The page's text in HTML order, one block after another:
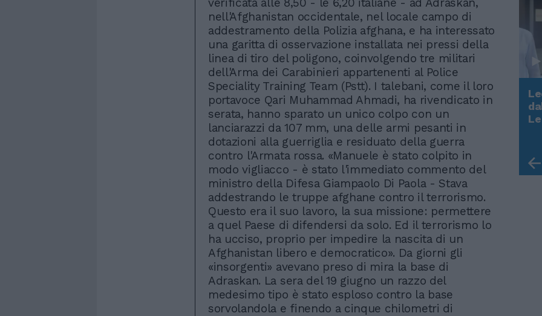
nell'Afghanistan occidentale, nel locale campo di
addestramento della Polizia afghana, e ha interessato
una garitta di osservazione installata nei pressi della
linea di tiro del poligono, coinvolgendo tre militari
dell'Arma dei Carabinieri appartenenti al Police
Speciality Training Team (Pstt). I talebani, come il loro
portavoce Qari Muhammad Ahmadi, ha rivendicato in
serata, hanno sparato un unico colpo con un
lanciarazzi da 107 mm, una delle armi pesanti in
dotazioni alla guerriglia e residuato della guerra
contro l'Armata rossa. «Manuele è stato colpito in
modo vigliacco - è stato l'immediato commento del
ministro della Difesa Giampaolo Di Paola - Stava
addestrando le truppe afghane contro il terrorismo.
Questo era il suo lavoro, la sua missione: permettere
a quel Paese di difendersi da solo. Ed il terrorismo lo
ha ucciso, proprio per impedire la nascita di un
Afghanistan libero e democratico». Da giorni gli
«insorgenti» avevano preso di mira la base di
Adraskan. La sera del 19 giugno un razzo del
medesimo tipo è stato esploso contro la base
sorvolandola e finendo a cinque chilometri di
Rudy Giuliani a Come States?
Trump, Meloni e la strategia
americana